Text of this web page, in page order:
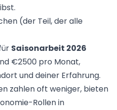
(der Teil, der alle
Saisonarbeit 2026
€2500 pro Monat,
und deiner Erfahrung.
zahlen oft weniger, bieten
Rollen in